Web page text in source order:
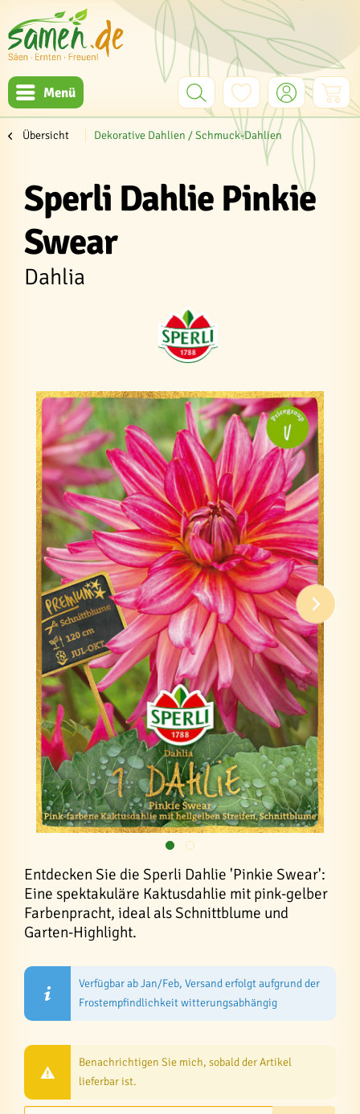
Menü
Übersicht Dekorative Dahlien / Schmuck-Dahlien
Sperli Dahlie Pinkie
Swear
Dahlia
Entdecken Sie die Sperli Dahlie 'Pinkie Swear':
Eine spektakuläre Kaktusdahlie mit pink-gelber
Farbenpracht, ideal als Schnittblume und
Garten-Highlight.
Verfügbar ab Jan/Feb, Versand erfolgt aufgrund der
Frostempfindlichkeit witterungsabhängig
Benachrichtigen Sie mich, sobald der Artikel
lieferbar ist.